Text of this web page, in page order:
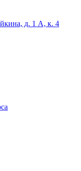
д. 1 А, к. 4